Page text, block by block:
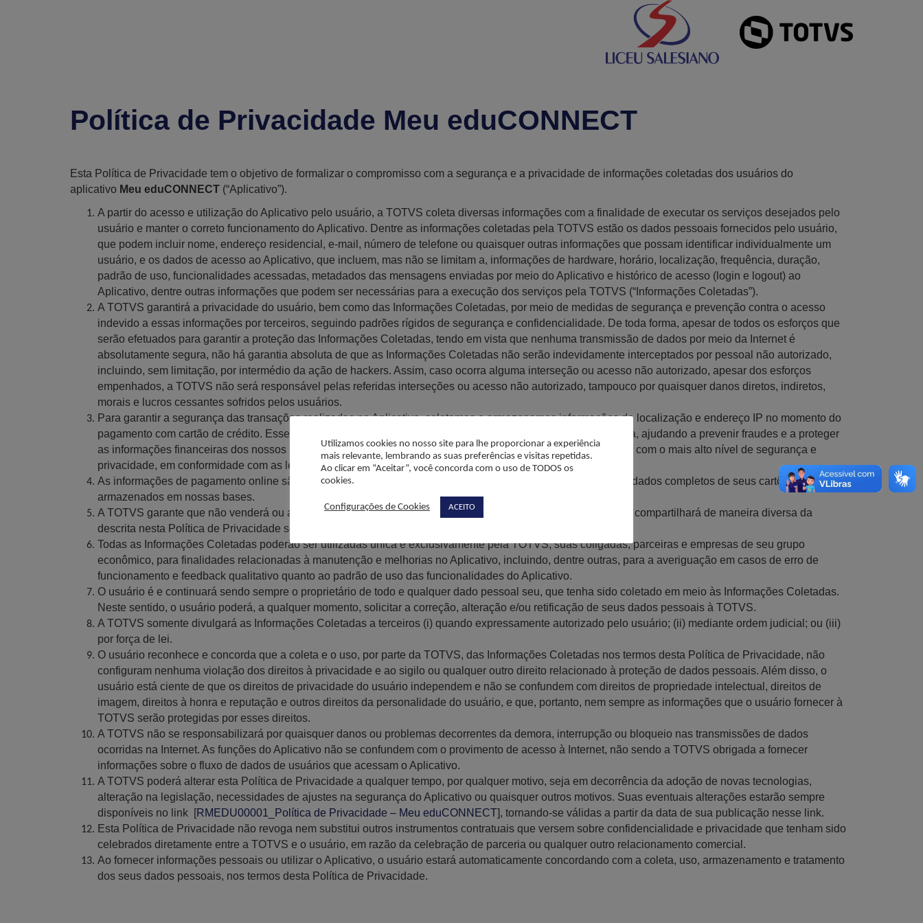
Política de Privacidade Meu eduCONNECT
Esta Política de Privacidade tem o objetivo de formalizar o compromisso com a segurança e a privacidade de informações coletadas dos usuários do
aplicativo Meu eduCONNECT (“Aplicativo”).
A partir do acesso e utilização do Aplicativo pelo usuário, a TOTVS coleta diversas informações com a finalidade de executar os serviços desejados pelo
usuário e manter o correto funcionamento do Aplicativo. Dentre as informações coletadas pela TOTVS estão os dados pessoais fornecidos pelo usuário,
que podem incluir nome, endereço residencial, e-mail, número de telefone ou quaisquer outras informações que possam identificar individualmente um
usuário, e os dados de acesso ao Aplicativo, que incluem, mas não se limitam a, informações de hardware, horário, localização, frequência, duração,
padrão de uso, funcionalidades acessadas, metadados das mensagens enviadas por meio do Aplicativo e histórico de acesso (login e logout) ao
Aplicativo, dentre outras informações que podem ser necessárias para a execução dos serviços pela TOTVS (“Informações Coletadas”).
A TOTVS garantirá a privacidade do usuário, bem como das Informações Coletadas, por meio de medidas de segurança e prevenção contra o acesso
indevido a essas informações por terceiros, seguindo padrões rígidos de segurança e confidencialidade. De toda forma, apesar de todos os esforços que
serão efetuados para garantir a proteção das Informações Coletadas, tendo em vista que nenhuma transmissão de dados por meio da Internet é
absolutamente segura, não há garantia absoluta de que as Informações Coletadas não serão indevidamente interceptados por pessoal não autorizado,
incluindo, sem limitação, por intermédio da ação de hackers. Assim, caso ocorra alguma interseção ou acesso não autorizado, apesar dos esforços
empenhados, a TOTVS não será responsável pelas referidas interseções ou acesso não autorizado, tampouco por quaisquer danos diretos, indiretos,
morais e lucros cessantes sofridos pelos usuários.
Para garantir a segurança das transações realizadas no Aplicativo, coletamos e armazenamos informações de localização e endereço IP no momento do
pagamento com cartão de crédito. Esses dados são utilizados exclusivamente para a verificação de segurança, ajudando a prevenir fraudes e a proteger
as informações financeiras dos nossos usuários. Garantimos que todas as informações coletadas são tratadas com o mais alto nível de segurança e
privacidade, em conformidade com as legislações vigentes de proteção de dados.
As informações de pagamento online são armazenadas somente de forma mascarada pela TOTVS Assim, os dados completos de seus cartões não ficam
armazenados em nossas bases.
A TOTVS garante que não venderá ou alugará as Informações Coletadas a terceiros, tampouco as utilizará ou compartilhará de maneira diversa da
descrita nesta Política de Privacidade sem o prévio consentimento do usuário.
Todas as Informações Coletadas poderão ser utilizadas única e exclusivamente pela TOTVS, suas coligadas, parceiras e empresas de seu grupo
econômico, para finalidades relacionadas à manutenção e melhorias no Aplicativo, incluindo, dentre outras, para a averiguação em casos de erro de
funcionamento e feedback qualitativo quanto ao padrão de uso das funcionalidades do Aplicativo.
O usuário é e continuará sendo sempre o proprietário de todo e qualquer dado pessoal seu, que tenha sido coletado em meio às Informações Coletadas.
Neste sentido, o usuário poderá, a qualquer momento, solicitar a correção, alteração e/ou retificação de seus dados pessoais à TOTVS.
A TOTVS somente divulgará as Informações Coletadas a terceiros (i) quando expressamente autorizado pelo usuário; (ii) mediante ordem judicial; ou (iii)
por força de lei.
O usuário reconhece e concorda que a coleta e o uso, por parte da TOTVS, das Informações Coletadas nos termos desta Política de Privacidade, não
configuram nenhuma violação dos direitos à privacidade e ao sigilo ou qualquer outro direito relacionado à proteção de dados pessoais. Além disso, o
usuário está ciente de que os direitos de privacidade do usuário independem e não se confundem com direitos de propriedade intelectual, direitos de
imagem, direitos à honra e reputação e outros direitos da personalidade do usuário, e que, portanto, nem sempre as informações que o usuário fornecer à
TOTVS serão protegidas por esses direitos.
A TOTVS não se responsabilizará por quaisquer danos ou problemas decorrentes da demora, interrupção ou bloqueio nas transmissões de dados
ocorridas na Internet. As funções do Aplicativo não se confundem com o provimento de acesso à Internet, não sendo a TOTVS obrigada a fornecer
informações sobre o fluxo de dados de usuários que acessam o Aplicativo.
A TOTVS poderá alterar esta Política de Privacidade a qualquer tempo, por qualquer motivo, seja em decorrência da adoção de novas tecnologias,
alteração na legislação, necessidades de ajustes na segurança do Aplicativo ou quaisquer outros motivos. Suas eventuais alterações estarão sempre
disponíveis no link [RMEDU00001_Política de Privacidade – Meu eduCONNECT], tornando-se válidas a partir da data de sua publicação nesse link.
Esta Política de Privacidade não revoga nem substitui outros instrumentos contratuais que versem sobre confidencialidade e privacidade que tenham sido
celebrados diretamente entre a TOTVS e o usuário, em razão da celebração de parceria ou qualquer outro relacionamento comercial.
Ao fornecer informações pessoais ou utilizar o Aplicativo, o usuário estará automaticamente concordando com a coleta, uso, armazenamento e tratamento
dos seus dados pessoais, nos termos desta Política de Privacidade.
Utilizamos cookies no nosso site para lhe proporcionar a experiência
mais relevante, lembrando as suas preferências e visitas repetidas.
Ao clicar em “Aceitar”, você concorda com o uso de TODOS os
cookies.
Configurações de Cookies ACEITO